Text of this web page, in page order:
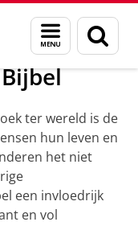
Menu
en
zoeken
Profielwerkstuk
ter wereld is de
hun leven en
het niet
een invloedrijk
en vol